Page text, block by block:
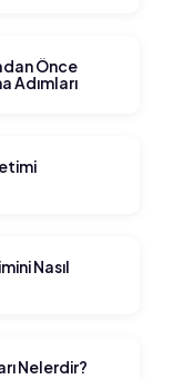
Önce
Adımları
Nasıl
Nelerdir?